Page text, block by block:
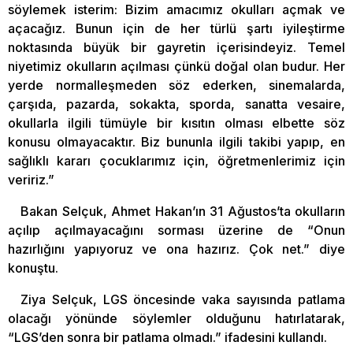
söylemek isterim: Bizim amacımız okulları açmak ve
açacağız. Bunun için de her türlü şartı iyileştirme
noktasında büyük bir gayretin içerisindeyiz. Temel
niyetimiz okulların açılması çünkü doğal olan budur. Her
yerde normalleşmeden söz ederken, sinemalarda,
çarşıda, pazarda, sokakta, sporda, sanatta vesaire,
okullarla ilgili tümüyle bir kısıtın olması elbette söz
konusu olmayacaktır. Biz bununla ilgili takibi yapıp, en
sağlıklı kararı çocuklarımız için, öğretmenlerimiz için
veririz.”
Bakan Selçuk, Ahmet Hakan’ın 31 Ağustos’ta okulların
açılıp açılmayacağını sorması üzerine de “Onun
hazırlığını yapıyoruz ve ona hazırız. Çok net.” diye
konuştu.
Ziya Selçuk, LGS öncesinde vaka sayısında patlama
olacağı yönünde söylemler olduğunu hatırlatarak,
“LGS’den sonra bir patlama olmadı.” ifadesini kullandı.